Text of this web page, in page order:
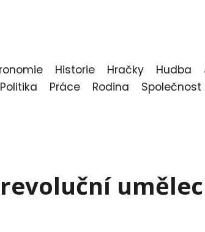
Historie Hračky Hudba
Politika Práce Rodina Společnost